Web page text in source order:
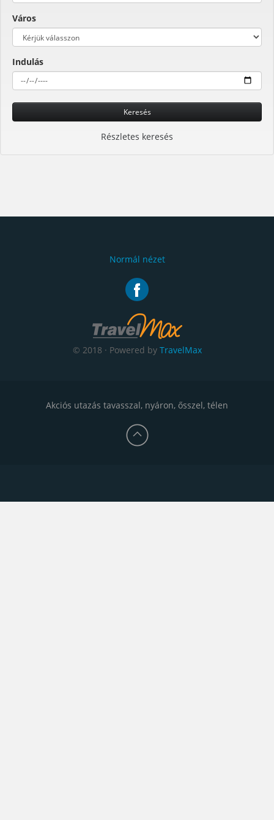
Város
Indulás
Keresés
Részletes keresés
Normál nézet
© 2018 · Powered by TravelMax
Akciós utazás tavasszal, nyáron, ősszel, télen